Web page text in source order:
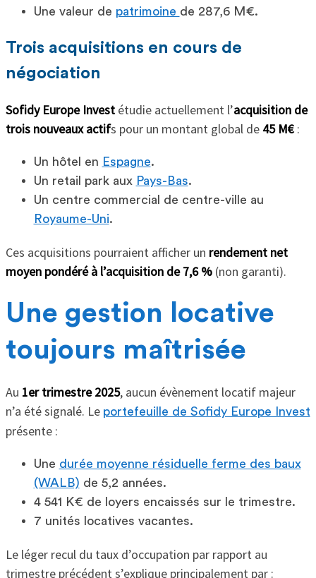
Une valeur de patrimoine de 287,6 M€.
Trois acquisitions en cours de
négociation
Sofidy Europe Investétudie actuellement l’acquisition de
trois nouveaux actifs pour un montant global de45 M€:
Un hôtel en Espagne.
Un retail park aux Pays-Bas.
Un centre commercial de centre-ville au
Royaume-Uni.
Ces acquisitions pourraient afficher un rendement net
moyen pondéré à l’acquisition de 7,6 %(non garanti).
Une gestion locative
toujours maîtrisée
Au 1er trimestre 2025, aucun évènement locatif majeur
n’a été signalé. Le portefeuille de Sofidy Europe Invest
présente :
Une durée moyenne résiduelle ferme des baux
(WALB) de 5,2 années.
4 541 K€ de loyers encaissés sur le trimestre.
7 unités locatives vacantes.
Le léger recul du taux d’occupation par rapport au
trimestre précédent s’explique principalement par :